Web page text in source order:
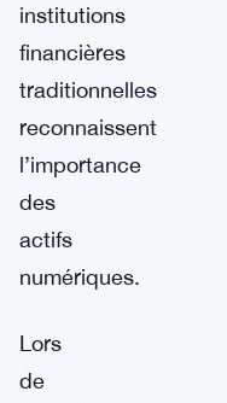
institutions
financières
traditionnelles
reconnaissent
l’importance
des
actifs
numériques.
Lors
de